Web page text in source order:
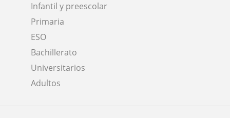
Infantil y preescolar
Primaria
ESO
Bachillerato
Universitarios
Adultos